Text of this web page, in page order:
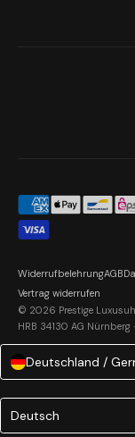
© 2026 Prestige
HRB 34130 AG Nürnberg
WiderrufbelehrungAGB
Vertrag widerrufen
Deutschland /
Language
Deutsch